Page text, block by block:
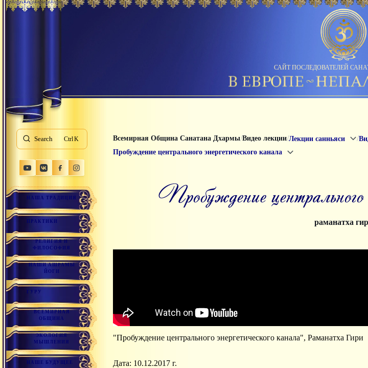
САЙТ ПОСЛЕДОВАТЕЛЕЙ
Search K
НАША ТРАДИЦИЯ
ПРАКТИКИ
РЕЛИГИЯ И
ФИЛОСОФИЯ
НАШИ АШРАМЫ
ЙОГИ
ГУРУ
ВСЕМИРНАЯ
ОБЩИНА
ЭКОЛОГИЯ
МЫШЛЕНИЯ
НАШЕ БУДУЩЕЕ
Всемирная Община Санатана Дхармы/Видео лекции/Лекции санньяси /
Пробуждение центрального энергетического канала
пробуждение
раманатха
"Пробуждение центрального энергетического канала", Раманатха Гири
Дата: 10.12.2017 г.